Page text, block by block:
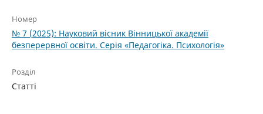
Номер
№ 7 (2025): Науковий вісник Вінницької академії
безперервної освіти. Серія «Педагогіка. Психологія»
Розділ
Статті